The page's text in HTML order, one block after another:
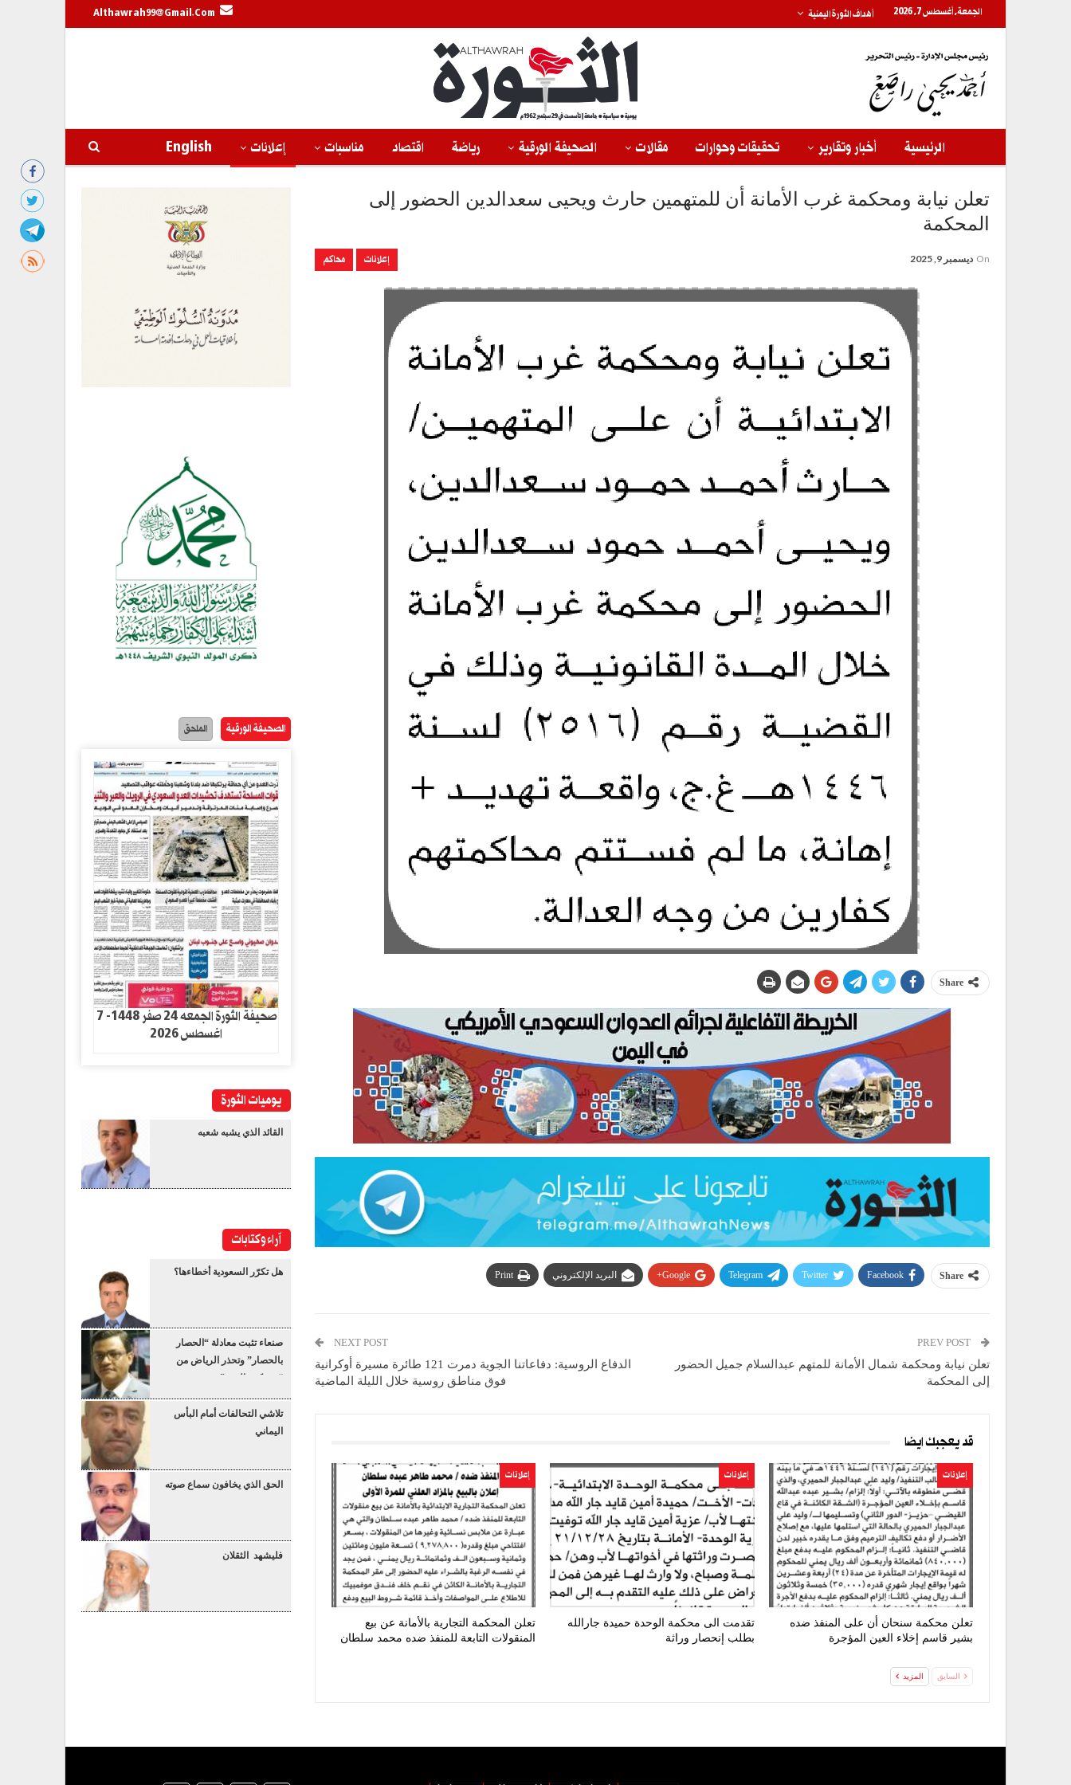
الجمعة, أغسطس 7, 2026 أهداف الثورة اليمنية Althawrah99@gmail.com
الرئيسية أخبار وتقارير تحقيقات وحوارات مقالات الصحيفة الورقية رياضة اقتصاد مناسبات إعلانات English
تعلن نيابة ومحكمة غرب الأمانة أن للمتهمين حارث ويحيى سعدالدين الحضور إلى
المحكمة
إعلانات محاكم On ديسمبر 9, 2025
Share
Share
Facebook
Twitter
Telegram
Google+ البريد الإلكتروني Print
تعلن نيابة ومحكمة شمال الأمانة للمتهم عبدالسلام جميل الحضور
إلى المحكمة
NEXT POST
الدفاع الروسية: دفاعاتنا الجوية دمرت 121 طائرة مسيرة أوكرانية
فوق مناطق روسية خلال الليلة الماضية
قد يعجبك ايضا
إعلانات
تعلن محكمة سنحان أن على المنفذ ضده
بشير قاسم إخلاء العين المؤجرة
إعلانات
تقدمت الى محكمة الوحدة حميدة جارالله
بطلب إنحصار وراثة
إعلانات
تعلن المحكمة التجارية بالأمانة عن بيع
المنقولات التابعة للمنفذ ضده محمد سلطان
السابق المزيد
الصحيفة الورقية الملحق
صحيفة الثورة الجمعه 24 صفر 1448- 7
اغسطس 2026
يوميات الثورة
القائد الذي يشبه شعبه
آراء وكتابات
هل تكرّر السعودية أخطاءها؟
صنعاء تثبت معادلة “الحصار
بالحصار” وتحذر الرياض من
“عسكرة البحر”
تلاشي التحالفات أمام البأس
اليماني
الحق الذي يخافون سماع صوته
فليشهد الثقلان